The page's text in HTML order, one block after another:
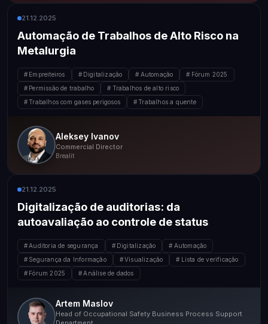
21.12.2025
Automação de Trabalhos de Alto Risco na
Metalurgia
Empreiteiros Digitalização Automação
Fórum 2025
Permissão de trabalho
Trabalhos de alto risco
Trabalhos com gases perigosos
Trabalhos a quente
Aleksey Ivanov
Commercial Director
Brealit
21.12.2025
Digitalização de auditorias: da
autoavaliação ao controle de status
Auditoria de segurança Digitalização
Automação
Segurança da Informação
Visualização
Lista de verificação
Fórum 2025
Análise de dados
Artem Maslov
Head of Occupational Safety Business Process Support